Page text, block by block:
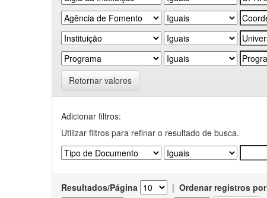
Retornar valores
Adicionar filtros:
Utilizar filtros para refinar o resultado de busca.
Resultados/Página | Ordenar registros por